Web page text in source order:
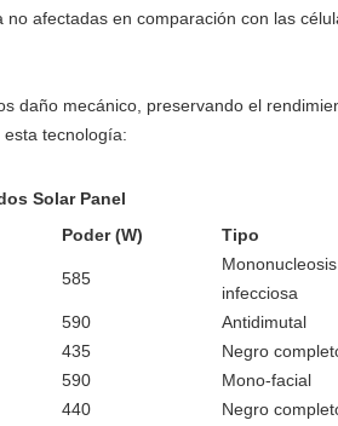
afectadas en comparación con las
daño mecánico, preservando el
tecnología:
Solar Panel
Poder (W) Tipo
585
Mononucleosis
infecciosa
590
Antidimutal
435 Negro
590
Mono-facial
440 Negro